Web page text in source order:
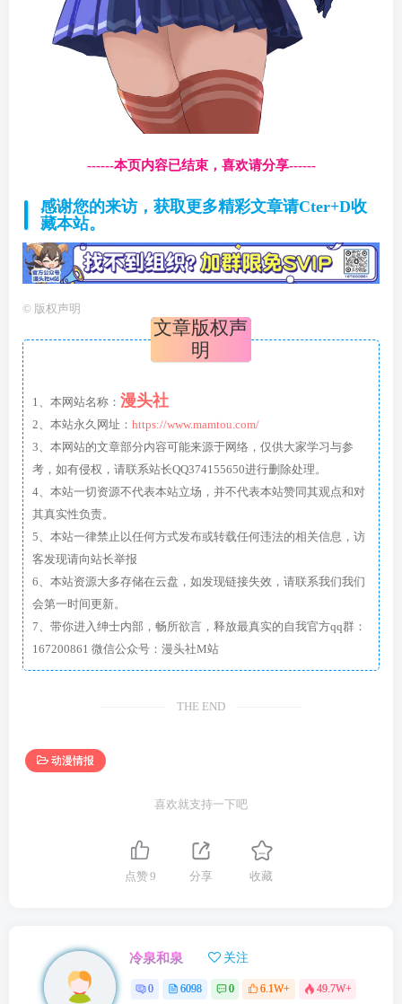
------本页内容已结束，喜欢请分享------
感谢您的来访，获取更多精彩文章请Cter+D收
藏本站。
© 版权声明
文章版权声
明
1、本网站名称： 漫头社
2、本站永久网址： https://www.mamtou.com/
3、本网站的文章部分内容可能来源于网络，仅供大家学习与参
考，如有侵权，请联系站长QQ374155650进行删除处理。
4、本站一切资源不代表本站立场，并不代表本站赞同其观点和对
其真实性负责。
5、本站一律禁止以任何方式发布或转载任何违法的相关信息，访
客发现请向站长举报
6、本站资源大多存储在云盘，如发现链接失效，请联系我们我们
会第一时间更新。
7、带你进入绅士内部，畅所欲言，释放最真实的自我官方qq群：
167200861 微信公众号：漫头社M站
THE END
动漫情报
喜欢就支持一下吧
点赞9 分享 收藏
冷泉和泉 关注
0 6098 0 6.1W+ 49.7W+